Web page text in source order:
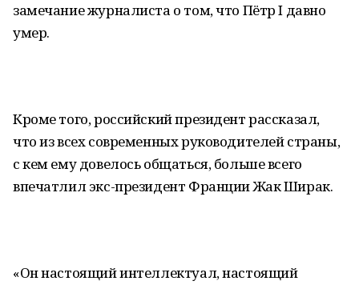
замечание журналиста о том, что Пётр I давно
умер.
Кроме того, российский президент рассказал,
что из всех современных руководителей страны,
с кем ему довелось общаться, больше всего
впечатлил экс-президент Франции Жак Ширак.
«Он настоящий интеллектуал, настоящий